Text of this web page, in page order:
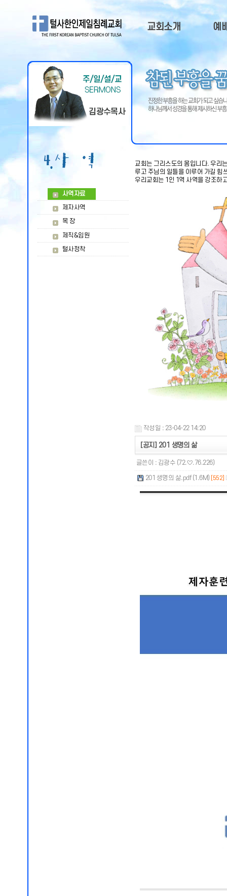
교회소개
담임목사
부교역자
목회비젼
교회광고
예
예
주일
QT
사역자료
제자사역
목 장
제직&임원
털사정착
교회는 그리스도의 몸입니다. 우리
루고 주님의 일들을 이루어 가길 힘
우리교회는 1인 1역 사역을 강조하
작성일 : 23-04-22 14:20
[공지] 201 생명의 삶
글쓴이 : 김광수 (72.♡.76.226)
201 생명의 삶.pdf (1.6M) [552]